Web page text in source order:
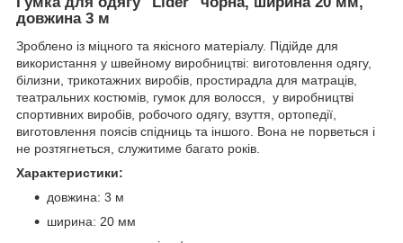
довжина 3 м
Зроблено із міцного та якісного матеріалу. Підійде для
використання у швейному виробництві: виготовлення одягу,
білизни, трикотажних виробів, простирадла для матраців,
театральних костюмів, гумок для волосся, у виробництві
спортивних виробів, робочого одягу, взуття, ортопедії,
виготовлення поясів спідниць та іншого. Вона не порветься і
не розтягнеться, служитиме багато років.
Характеристики:
довжина: 3 м
ширина: 20 мм